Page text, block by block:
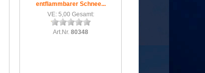
entflammbarer Schnee...
VE: 5,00 Gesamt:
Art.Nr. 80348